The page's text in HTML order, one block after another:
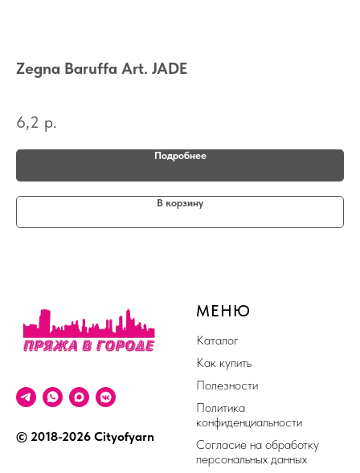
Zegna Baruffa Art. JADE
6,2 р.
Подробнее
В корзину
© 2018-2026 Cityofyarn
МЕНЮ
Каталог
Как купить
Полезности
Политика
конфиденциальности
Согласие на обработку
персональных данных